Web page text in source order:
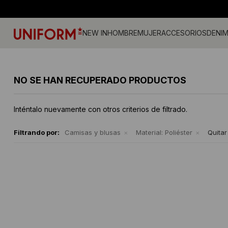
ENVÍO EXPRESS EN MONTEVIDEO
NEW INHOMBRE
Calzado
Camisas
Bermudas
Musculosas
Ropa Interior
Canguros
MUJER
Remeras
Musculosas
Camperas
Buzos
ACCESORIOS
Gorras
Cintos
DENIM
NO SE HAN RECUPERADO PRODUCTOS
Inténtalo nuevamente con otros criterios de filtrado.
Filtrando por: Camisas y blusas Material: Poliéster